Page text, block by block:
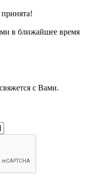
в ближайшее время
с Вами.